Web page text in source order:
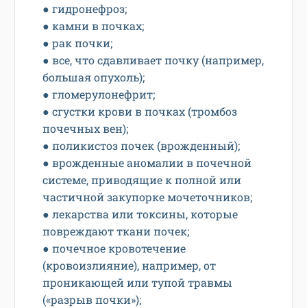
● гидронефроз;
● камни в почках;
● рак почки;
● все, что сдавливает почку (например,
большая опухоль);
● гломерулонефрит;
● сгустки крови в почках (тромбоз
почечных вен);
● поликистоз почек (врожденный);
● врожденные аномалии в почечной
системе, приводящие к полной или
частичной закупорке мочеточников;
● лекарства или токсины, которые
повреждают ткани почек;
● почечное кровотечение
(кровоизлияние), например, от
проникающей или тупой травмы
(«разрыв почки»);